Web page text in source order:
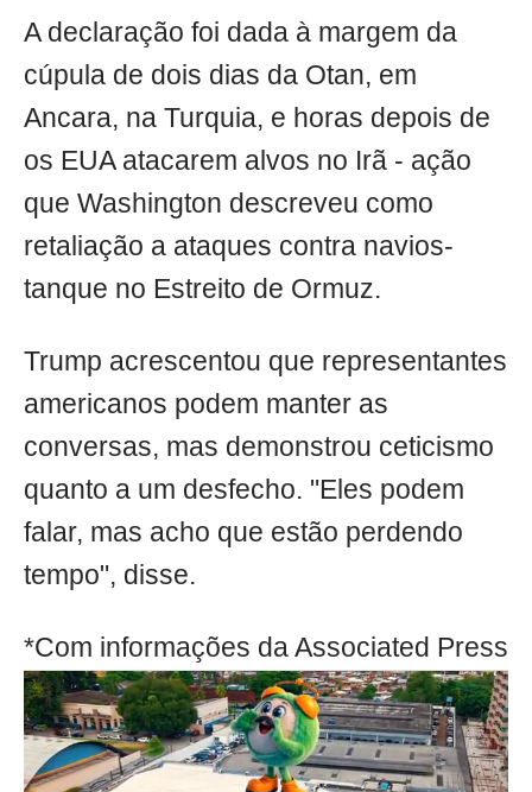
A declaração foi dada à margem da
cúpula de dois dias da Otan, em
Ancara, na Turquia, e horas depois de
os EUA atacarem alvos no Irã - ação
que Washington descreveu como
retaliação a ataques contra navios-
tanque no Estreito de Ormuz.
Trump acrescentou que representantes
americanos podem manter as
conversas, mas demonstrou ceticismo
quanto a um desfecho. "Eles podem
falar, mas acho que estão perdendo
tempo", disse.
*Com informações da Associated Press